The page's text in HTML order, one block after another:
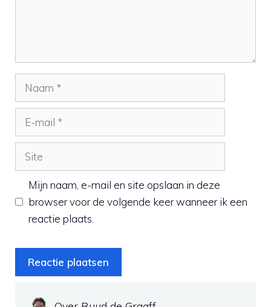
Naam
Site
Mijn naam, e-mail en site opslaan in deze
browser voor de volgende keer wanneer ik een
reactie plaats.